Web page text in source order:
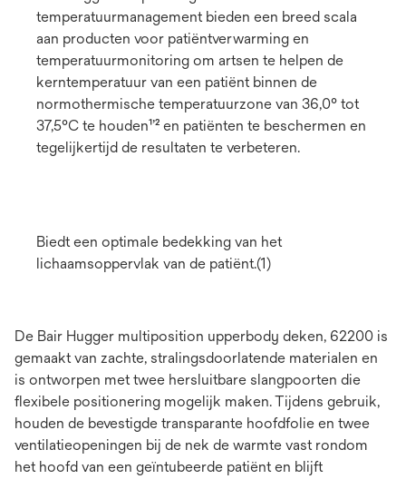
temperatuurmanagement bieden een breed scala
aan producten voor patiëntverwarming en
temperatuurmonitoring om artsen te helpen de
kerntemperatuur van een patiënt binnen de
normothermische temperatuurzone van 36,0° tot
37,5°C te houden¹’² en patiënten te beschermen en
tegelijkertijd de resultaten te verbeteren.
Biedt een optimale bedekking van het
lichaamsoppervlak van de patiënt.(1)
De Bair Hugger multiposition upperbody deken, 62200 is
gemaakt van zachte, stralingsdoorlatende materialen en
is ontworpen met twee hersluitbare slangpoorten die
flexibele positionering mogelijk maken. Tijdens gebruik,
houden de bevestigde transparante hoofdfolie en twee
ventilatieopeningen bij de nek de warmte vast rondom
het hoofd van een geïntubeerde patiënt en blijft